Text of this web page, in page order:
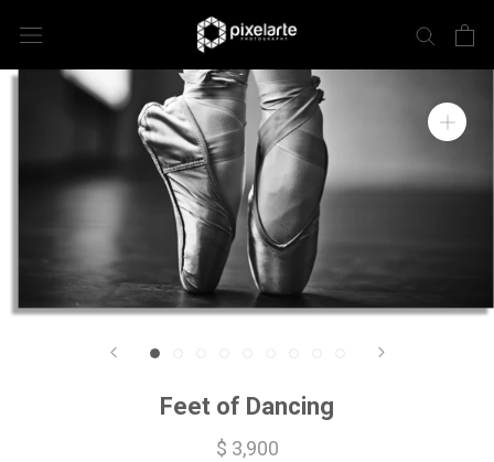
Feet of Dancing
$ 3,900